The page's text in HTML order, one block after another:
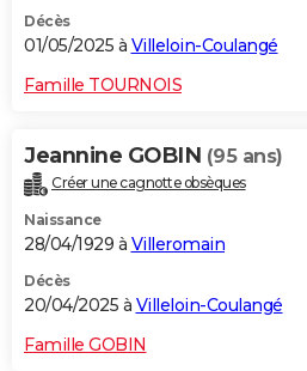
Décès
01/05/2025 à Villeloin-Coulangé
Famille TOURNOIS
Jeannine GOBIN (95 ans)
Créer une cagnotte obsèques
Naissance
28/04/1929 à Villeromain
Décès
20/04/2025 à Villeloin-Coulangé
Famille GOBIN